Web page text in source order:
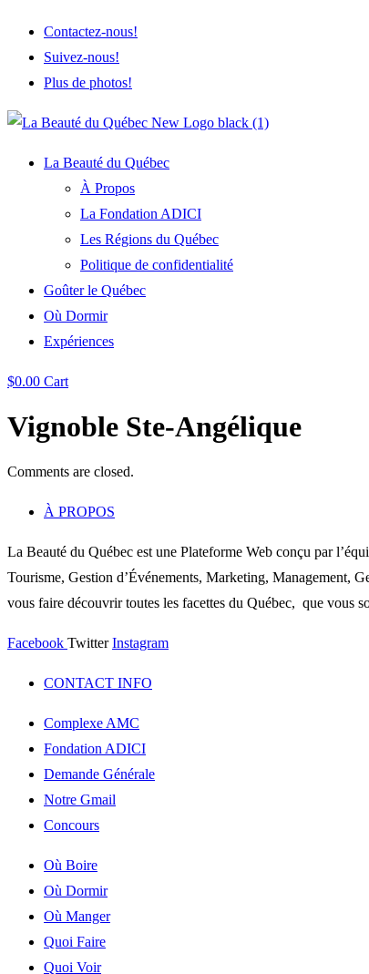
Contactez-nous!
Suivez-nous!
Plus de photos!
La Beauté du Québec
À Propos
La Fondation ADICI
Les Régions du Québec
Politique de confidentialité
Goûter le Québec
Où Dormir
Expériences
$0.00 Cart
Vignoble Ste-Angélique
Comments are closed.
À PROPOS
La Beauté du Québec est une Plateforme Web conçu par
Tourisme, Gestion d’Événements, Marketing, Management,
vous faire découvrir toutes les facettes du Québec, que vous
Facebook Twitter Instagram
CONTACT INFO
Complexe AMC
Fondation ADICI
Demande Générale
Notre Gmail
Concours
Où Boire
Où Dormir
Où Manger
Quoi Faire
Quoi Voir